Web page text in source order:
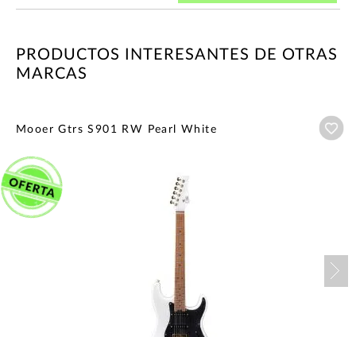
PRODUCTOS INTERESANTES DE OTRAS
MARCAS
Mooer Gtrs S901 RW Pearl White